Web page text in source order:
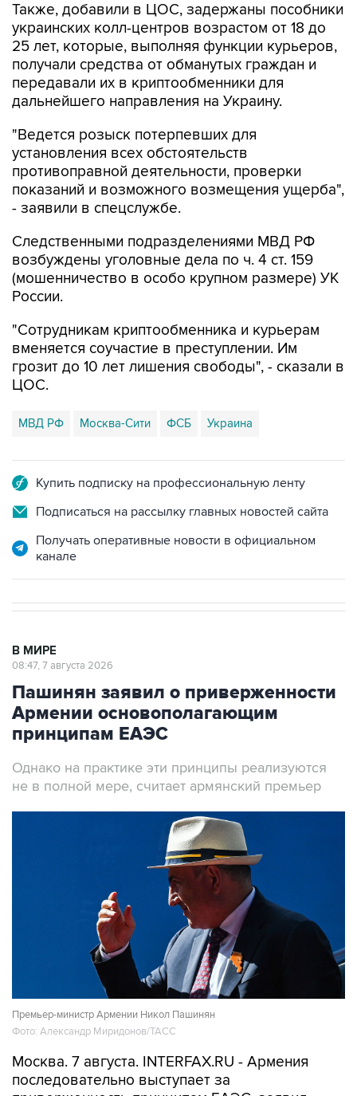
Также, добавили в ЦОС, задержаны пособники
украинских колл-центров возрастом от 18 до
25 лет, которые, выполняя функции курьеров,
получали средства от обманутых граждан и
передавали их в криптообменники для
дальнейшего направления на Украину.
"Ведется розыск потерпевших для
установления всех обстоятельств
противоправной деятельности, проверки
показаний и возможного возмещения ущерба",
- заявили в спецслужбе.
Следственными подразделениями МВД РФ
возбуждены уголовные дела по ч. 4 ст. 159
(мошенничество в особо крупном размере) УК
России.
"Сотрудникам криптообменника и курьерам
вменяется соучастие в преступлении. Им
грозит до 10 лет лишения свободы", - сказали в
ЦОС.
МВД РФ Москва-Сити ФСБ Украина
Купить подписку на профессиональную ленту
Подписаться на рассылку главных новостей сайта
Получать оперативные новости в официальном
канале
В МИРЕ
08:47, 7 августа 2026
Пашинян заявил о приверженности
Армении основополагающим
принципам ЕАЭС
Однако на практике эти принципы реализуются
не в полной мере, считает армянский премьер
Премьер-министр Армении Никол Пашинян
Фото: Александр Миридонов/ТАСС
Москва. 7 августа. INTERFAX.RU - Армения
последовательно выступает за